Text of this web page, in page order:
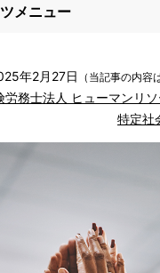
メニュー
年2月27日 （当記事の内容
労務士法人 ヒューマンリ
特定社